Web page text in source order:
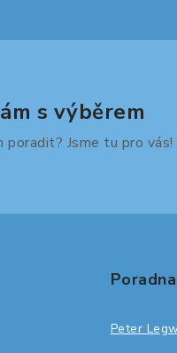
s výběrem
Jsme tu pro vás!
Peter